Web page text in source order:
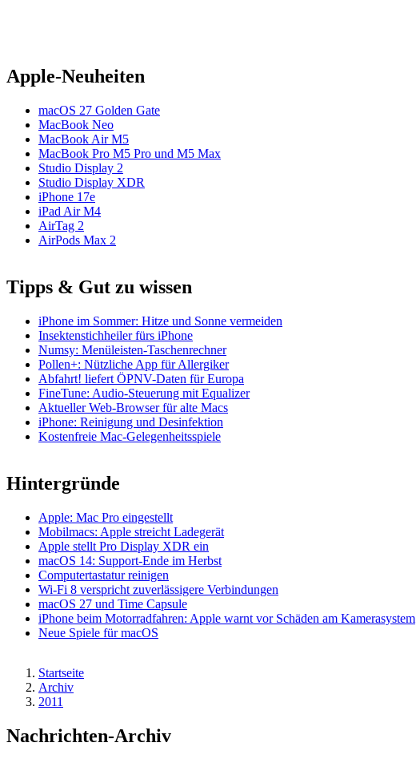
Apple-Neuheiten
macOS 27 Golden Gate
MacBook Neo
MacBook Air M5
MacBook Pro M5 Pro und M5 Max
Studio Display 2
Studio Display XDR
iPhone 17e
iPad Air M4
AirTag 2
AirPods Max 2
Tipps & Gut zu wissen
iPhone im Sommer: Hitze und Sonne vermeiden
Insektenstichheiler fürs iPhone
Numsy: Menüleisten-Taschenrechner
Pollen+: Nützliche App für Allergiker
Abfahrt! liefert ÖPNV-Daten für Europa
FineTune: Audio-Steuerung mit Equalizer
Aktueller Web-Browser für alte Macs
iPhone: Reinigung und Desinfektion
Kostenfreie Mac-Gelegenheitsspiele
Hintergründe
Apple: Mac Pro eingestellt
Mobilmacs: Apple streicht Ladegerät
Apple stellt Pro Display XDR ein
macOS 14: Support-Ende im Herbst
Computertastatur reinigen
Wi-Fi 8 verspricht zuverlässigere Verbindungen
macOS 27 und Time Capsule
iPhone beim Motorradfahren: Apple warnt vor Schäden am Kamerasystem
Neue Spiele für macOS
Pfadnavigation
Startseite
Archiv
2011
Nachrichten-Archiv